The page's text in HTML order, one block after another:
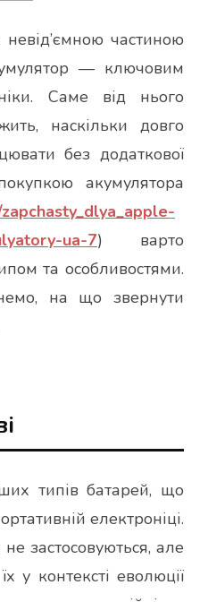
частиною
— ключовим
Саме від нього
наскільки довго
без додаткової
акумулятора
ua-7) варто
та особливостями.
на що звернути
типів батарей, що
електроніці.
застосовуються, але
у контексті еволюції